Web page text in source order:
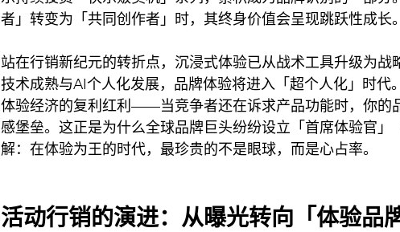
者」转变为「共同创作者」时，其终身价值会呈现跳跃性成长。
站在行销新纪元的转折点，沉浸式体验已从战术工具升级为战
技术成熟与AI个人化发展，品牌体验将进入「超个人化」时代
体验经济的复利红利——当竞争者还在诉求产品功能时，你的
感堡垒。这正是为什么全球品牌巨头纷纷设立「首席体验官」
解：在体验为王的时代，最珍贵的不是眼球，而是心占率。
活动行销的演进：从曝光转向「体验品牌